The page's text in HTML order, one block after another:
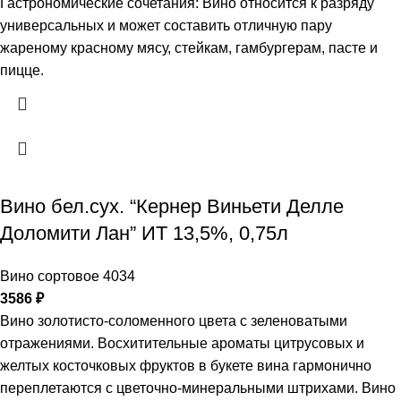
Гастрономические сочетания: Вино относится к разряду
универсальных и может составить отличную пару
жареному красному мясу, стейкам, гамбургерам, пасте и
пицце.
Вино бел.сух. “Кернер Виньети Делле
Доломити Лан” ИТ 13,5%, 0,75л
Вино сортовое 4034
3586 ₽
Вино золотисто-соломенного цвета с зеленоватыми
отражениями. Восхитительные ароматы цитрусовых и
желтых косточковых фруктов в букете вина гармонично
переплетаются с цветочно-минеральными штрихами. Вино